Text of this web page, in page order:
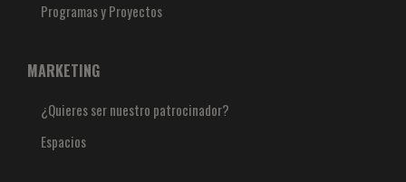
Programas y Proyectos
MARKETING
¿Quieres ser nuestro patrocinador?
Espacios